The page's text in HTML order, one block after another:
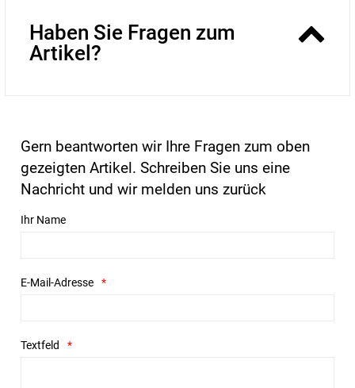
Haben Sie Fragen zum
Artikel?
Gern beantworten wir Ihre Fragen zum oben
gezeigten Artikel. Schreiben Sie uns eine
Nachricht und wir melden uns zurück
Ihr Name
E-Mail-Adresse
Textfeld